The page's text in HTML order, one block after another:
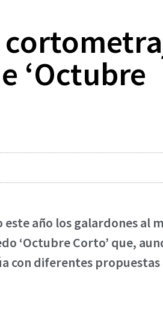
‘Octubre
año los galardones al
‘Octubre Corto’ que,
con diferentes propuestas